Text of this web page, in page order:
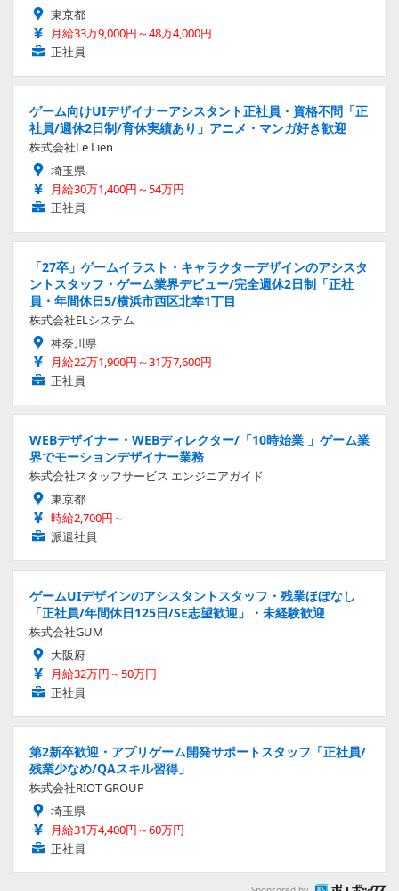
東京都
月給33万9,000円～48万4,000円
正社員
ゲーム向けUIデザイナーアシスタント正社員・資格不問「正
社員/週休2日制/育休実績あり」アニメ・マンガ好き歓迎
株式会社Le Lien
埼玉県
月給30万1,400円～54万円
正社員
「27卒」ゲームイラスト・キャラクターデザインのアシスタ
ントスタッフ・ゲーム業界デビュー/完全週休2日制「正社
員・年間休日5/横浜市西区北幸1丁目
株式会社ELシステム
神奈川県
月給22万1,900円～31万7,600円
正社員
WEBデザイナー・WEBディレクター/「10時始業 」ゲーム業
界でモーションデザイナー業務
株式会社スタッフサービス エンジニアガイド
東京都
時給2,700円～
派遣社員
ゲームUIデザインのアシスタントスタッフ・残業ほぼなし
「正社員/年間休日125日/SE志望歓迎」・未経験歓迎
株式会社GUM
大阪府
月給32万円～50万円
正社員
第2新卒歓迎・アプリゲーム開発サポートスタッフ「正社員/
残業少なめ/QAスキル習得」
株式会社RIOT GROUP
埼玉県
月給31万4,400円～60万円
正社員